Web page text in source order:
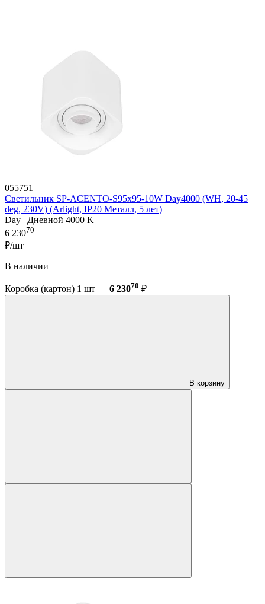
055751
Светильник SP-ACENTO-S95x95-10W Day4000 (WH, 20-45
deg, 230V) (Arlight, IP20 Металл, 5 лет)
Day | Дневной 4000 K
6 23070
₽/шт
В наличии
Коробка (картон) 1 шт — 6 23070 ₽
В корзину